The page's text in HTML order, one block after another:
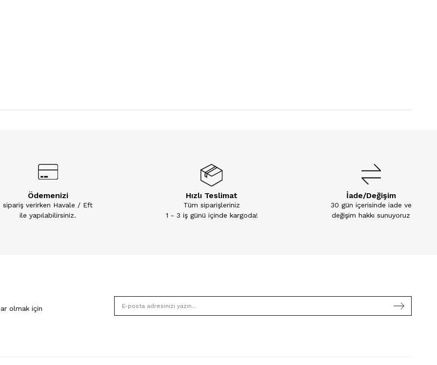
Ödemenizi
sipariş verirken Havale / Eft
ile yapılabilirsiniz.
Hızlı Teslimat
Tüm siparişleriniz
1 - 3 iş günü içinde kargoda!
İade/Değişim
30 gün içerisinde iade ve
değişim hakkı sunuyoruz
olmak için